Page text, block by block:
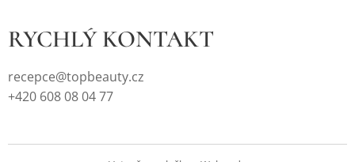
RYCHLÝ KONTAKT
recepce@topbeauty.cz
+420 608 08 04 77